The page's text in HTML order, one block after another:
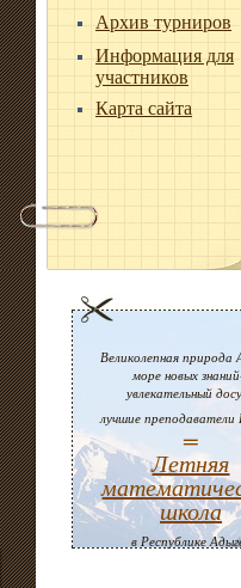
Архив турниров
Информация для
участников
Карта сайта
Великолепная природа
море новых
увлекательный
лучшие преподаватели
=
Летняя
школа
в Республике